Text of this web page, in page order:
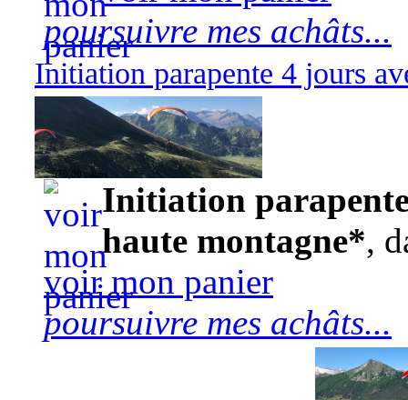
poursuivre mes achâts...
Initiation parapente 4 jours
570,00 euros
Initiation
haute montagne*,
voir mon panier
poursuivre mes achâts...